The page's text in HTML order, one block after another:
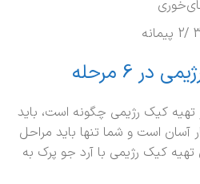
6 مرحله
تهیه کیک رژیمی چگونه است، باید
است و شما تنها باید مراحل
کیک رژیمی با آرد جو پرک به